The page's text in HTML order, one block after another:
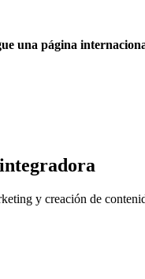
una página
y creación de